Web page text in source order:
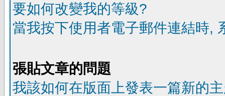
要如何改變我的等級?
當我按下使用者電子郵件連結時,
張貼文章的問題
我該如何在版面上發表一篇新的